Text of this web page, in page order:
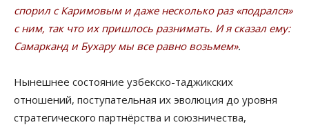
спорил с Каримовым и даже несколько раз «подрался»
с ним, так что их пришлось разнимать. И я сказал ему:
Самарканд и Бухару мы все равно возьмем».
Нынешнее состояние узбекско-таджикских
отношений, поступательная их эволюция до уровня
стратегического партнёрства и союзничества,